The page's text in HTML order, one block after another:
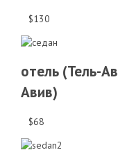
$130
отель (Тель-
Авив)
$68